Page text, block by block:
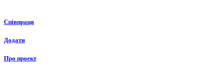
Співпраця
Додати
Про проект